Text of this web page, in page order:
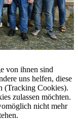
von ihnen sind
uns helfen, diese
(Tracking Cookies).
zulassen möchten.
nicht mehr